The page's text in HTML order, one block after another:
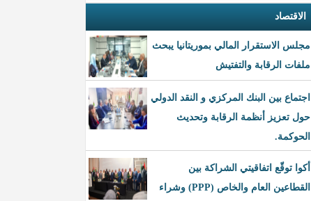
الاقتصاد
مجلس الاستقرار المالي بموريتانيا يبحث
ملفات الرقابة والتفتيش
اجتماع بين البنك المركزي و النقد الدولي
حول تعزيز أنظمة الرقابة وتحديث
الحوكمة.
أكوا توقّع اتفاقيتي الشراكة بين
القطاعين العام والخاص (PPP) وشراء